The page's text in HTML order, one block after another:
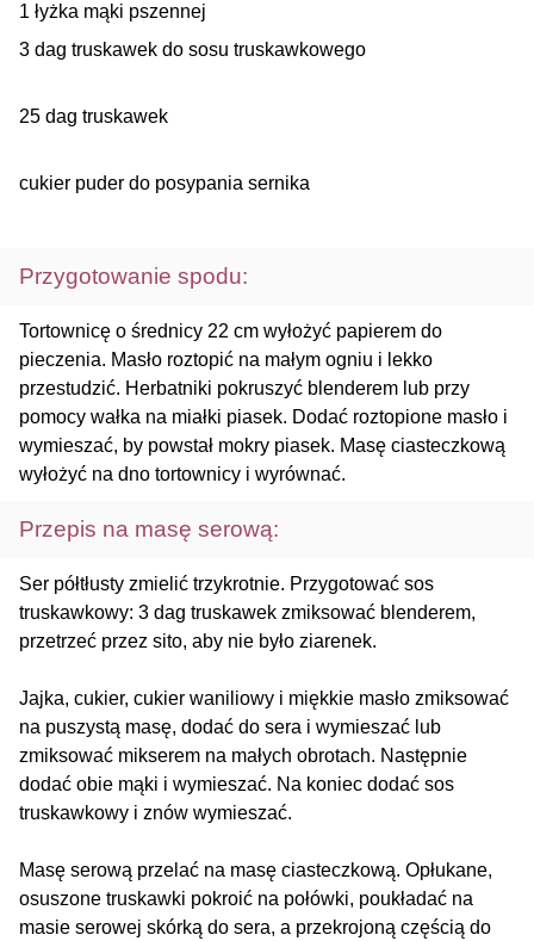
1 łyżka mąki pszennej
3 dag truskawek do sosu truskawkowego
25 dag truskawek
cukier puder do posypania sernika
Przygotowanie spodu:
Tortownicę o średnicy 22 cm wyłożyć papierem do
pieczenia. Masło roztopić na małym ogniu i lekko
przestudzić. Herbatniki pokruszyć blenderem lub przy
pomocy wałka na miałki piasek. Dodać roztopione masło i
wymieszać, by powstał mokry piasek. Masę ciasteczkową
wyłożyć na dno tortownicy i wyrównać.
Przepis na masę serową:
Ser półtłusty zmielić trzykrotnie. Przygotować sos
truskawkowy: 3 dag truskawek zmiksować blenderem,
przetrzeć przez sito, aby nie było ziarenek.
Jajka, cukier, cukier waniliowy i miękkie masło zmiksować
na puszystą masę, dodać do sera i wymieszać lub
zmiksować mikserem na małych obrotach. Następnie
dodać obie mąki i wymieszać. Na koniec dodać sos
truskawkowy i znów wymieszać.
Masę serową przelać na masę ciasteczkową. Opłukane,
osuszone truskawki pokroić na połówki, poukładać na
masie serowej skórką do sera, a przekrojoną częścią do